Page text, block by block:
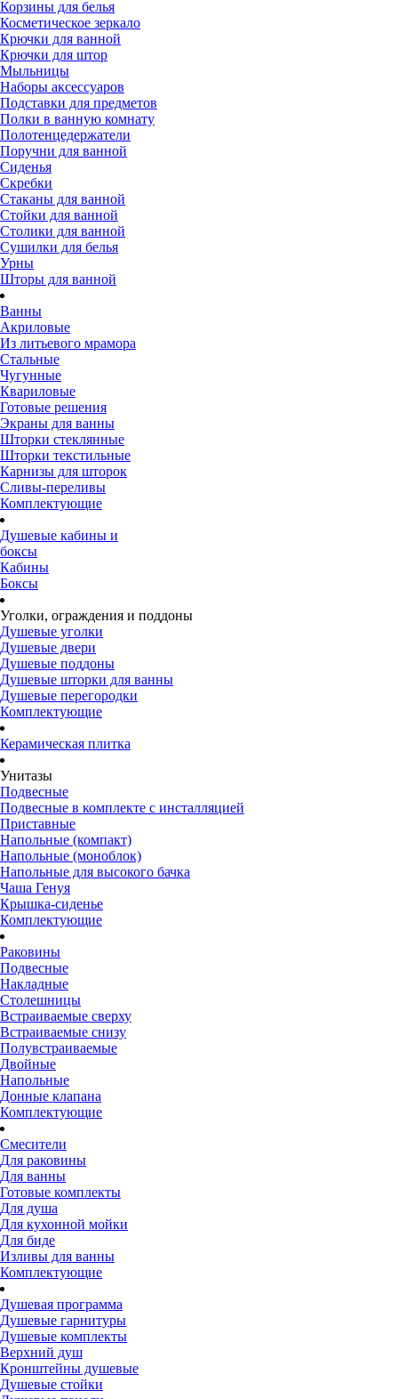
Корзины для белья
Косметическое зеркало
Крючки для ванной
Крючки для штор
Мыльницы
Наборы аксессуаров
Подставки для предметов
Полки в ванную комнату
Полотенцедержатели
Поручни для ванной
Сиденья
Скребки
Стаканы для ванной
Стойки для ванной
Столики для ванной
Сушилки для белья
Урны
Шторы для ванной
Ванны
Акриловые
Из литьевого мрамора
Стальные
Чугунные
Квариловые
Готовые решения
Экраны для ванны
Шторки стеклянные
Шторки текстильные
Карнизы для шторок
Сливы-переливы
Комплектующие
Душевые кабины и
боксы
Кабины
Боксы
Уголки, ограждения и поддоны
Душевые уголки
Душевые двери
Душевые поддоны
Душевые шторки для ванны
Душевые перегородки
Комплектующие
Керамическая плитка
Унитазы
Подвесные
Подвесные в комплекте с инсталляцией
Приставные
Напольные (компакт)
Напольные (моноблок)
Напольные для высокого бачка
Чаша Генуя
Крышка-сиденье
Комплектующие
Раковины
Подвесные
Накладные
Столешницы
Встраиваемые сверху
Встраиваемые снизу
Полувстраиваемые
Двойные
Напольные
Донные клапана
Комплектующие
Смесители
Для раковины
Для ванны
Готовые комплекты
Для душа
Для кухонной мойки
Для биде
Изливы для ванны
Комплектующие
Душевая программа
Душевые гарнитуры
Душевые комплекты
Верхний душ
Кронштейны душевые
Душевые стойки